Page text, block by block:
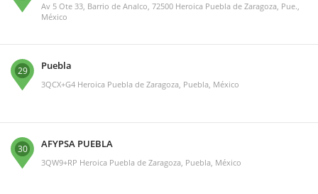
Av 5 Ote 33, Barrio de Analco, 72500 Heroica Puebla de Zaragoza, Pue.,
México
29 Puebla
3QCX+G4 Heroica Puebla de Zaragoza, Puebla, México
30 AFYPSA PUEBLA
3QW9+RP Heroica Puebla de Zaragoza, Puebla, México